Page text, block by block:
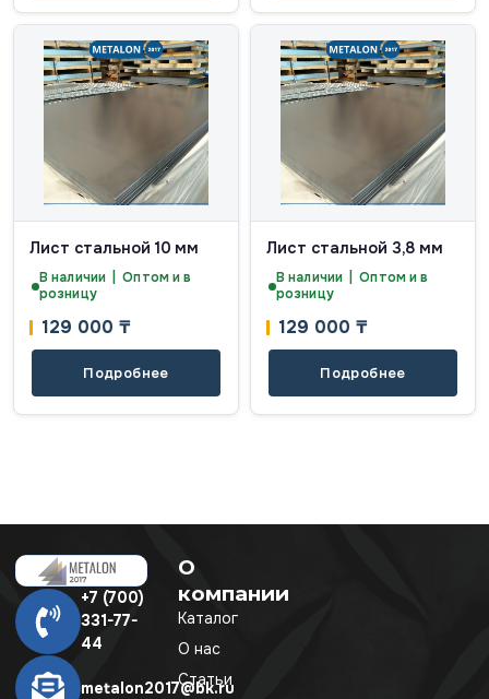
Лист стальной 10 мм
В наличии | Оптом и в
розницу
129 000 ₸
Подробнее
Лист стальной 3,8 мм
В наличии | Оптом и в
розницу
129 000 ₸
Подробнее
+7 (700)
331-77-
44
metalon2017@bk.ru
О
компании
Каталог
О нас
Статьи